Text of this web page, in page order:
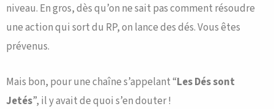
niveau. En gros, dès qu’on ne sait pas comment résoudre
une action qui sort du RP, on lance des dés. Vous êtes
prévenus.
Mais bon, pour une chaîne s’appelant “Les Dés sont
Jetés”, il y avait de quoi s’en douter !